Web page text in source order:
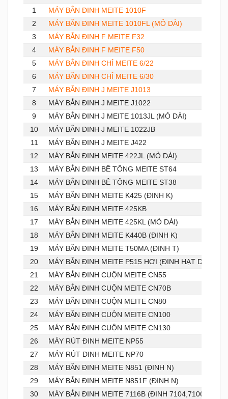
1
MÁY BẮN ĐINH MEITE 1010F
2
MÁY BẮN ĐINH MEITE 1010FL (MỎ DÀI)
3
MÁY BẮN ĐINH F MEITE F32
4
MÁY BẮN ĐINH F MEITE F50
5
MÁY BẮN ĐINH CHỈ MEITE 6/22
6
MÁY BẮN ĐINH CHỈ MEITE 6/30
7
MÁY BẮN ĐINH J MEITE J1013
8
MÁY BẮN ĐINH J MEITE J1022
9
MÁY BẮN ĐINH J MEITE 1013JL (MỎ DÀI)
10
MÁY BẮN ĐINH J MEITE 1022JB
11
MÁY BẮN ĐINH J MEITE J422
12
MÁY BẮN ĐINH MEITE 422JL (MỎ DÀI)
13
MÁY BẮN ĐINH BÊ TÔNG MEITE ST64
14
MÁY BẮN ĐINH BÊ TÔNG MEITE ST38
15
MÁY BẮN ĐINH MEITE K425 (ĐINH K)
16
MÁY BẮN ĐINH MEITE 425KB
17
MÁY BẮN ĐINH MEITE 425KL (MỎ DÀI)
18
MÁY BẮN ĐINH MEITE K440B (ĐINH K)
19
MÁY BẮN ĐINH MEITE T50MA (ĐINH T)
20
MÁY BẮN ĐINH MEITE P515 HƠI (ĐINH HẠT DƯA)
21
MÁY BẮN ĐINH CUỘN MEITE CN55
22
MÁY BẮN ĐINH CUỘN MEITE CN70B
23
MÁY BẮN ĐINH CUỘN MEITE CN80
24
MÁY BẮN ĐINH CUỘN MEITE CN100
25
MÁY BẮN ĐINH CUỘN MEITE CN130
26
MÁY RÚT ĐINH MEITE NP55
27
MÁY RÚT ĐINH MEITE NP70
28
MÁY BẮN ĐINH MEITE N851 (ĐINH N)
29
MÁY BẮN ĐINH MEITE N851F (ĐINH N)
30
MÁY BẮN ĐINH MEITE 7116B (ĐINH